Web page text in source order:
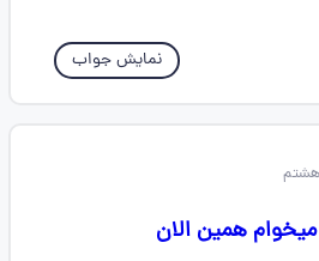
نمایش جواب